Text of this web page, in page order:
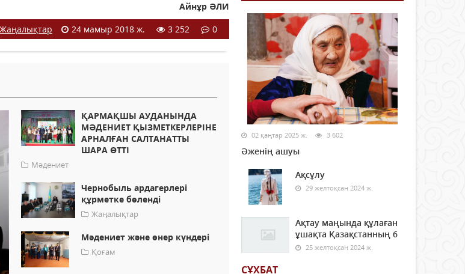
Айнұр ӘЛИ
Жаңалықтар
24 мамыр 2018 ж. 3 252 0
ҚАРМАҚШЫ АУДАНЫНДА
МӘДЕНИЕТ ҚЫЗМЕТКЕРЛЕРІНЕ
АРНАЛҒАН САЛТАНАТТЫ
ШАРА ӨТТІ
Мәдениет
Чернобыль ардагерлері
құрметке бөленді
Жаңалықтар
Мәдениет және өнер күндері
Қоғам
02 қаңтар 2025 ж. 3 602
Әженің ашуы
Ақсұлу
29 желтоқсан 2024 ж.
Ақтау маңында құлаған
ұшақта Қазақстанның 6
25 желтоқсан 2024 ж.
СҰХБАТ